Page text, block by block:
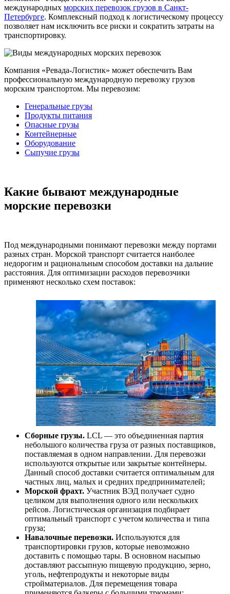
международных морских перевозок грузов в Санкт-
Петербурге. Комплексный подход к логистическому процессу
позволяет нам исключить все риски и сократить затраты на
транспортировку.
Компания «Ревада-Логистик» может обеспечить Вам
профессиональную международную перевозку грузов
морским транспортом. Мы перевозим:
Генеральные грузы
Продукты питания
Опасные грузы
Контейнерные
Оборудование
Сыпучие грузы
Какие бывают международные
морские перевозки
Под международными понимают перевозки между портами
разных стран. Морской транспорт считается наиболее
недорогим и рациональным способом доставки на дальние
расстояния. Для оптимизации расходов перевозчики
применяют несколько схем поставок:
Сборные грузы. LCL — это объединенная партия
небольшого количества груза от разных поставщиков,
поставляемая в одном направлении. Для перевозки
используются открытые или закрытые контейнеры.
Данный способ доставки считается оптимальным для
частных лиц, малых и средних предпринимателей;
Морской фрахт. Участник ВЭД получает судно
целиком для выполнения одного или нескольких
рейсов. Логистическая организация подбирает
оптимальный транспорт с учетом количества и типа
груза;
Навалочные перевозки. Используются для
транспортировки грузов, которые невозможно
доставить с помощью тары. В основном насыпью
доставляют рассыпную пищевую продукцию, зерно,
уголь, нефтепродукты и некоторые виды
стройматериалов. Для перемещения товара